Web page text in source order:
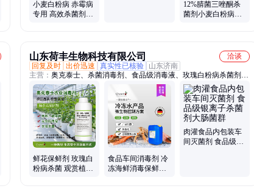
小麦白粉病 赤霉病
专用 高效杀菌剂
12%腈菌三唑酮杀
菌剂小麦白粉病专
山东荷丰生物科技有限公司
洽谈
回复及时 出价迅速 真实性已核验
山东济南
主营： 奥克泰士、杀菌消毒剂、食品级消毒液、玫瑰白粉病杀菌剂、
银离子消毒剂
鲜花保鲜剂 玫瑰白
粉病杀菌 观赏植物
食品车间消毒剂 冷
冻海鲜消毒保鲜杀
肉灌食品内包装车
间灭菌剂 食品级银